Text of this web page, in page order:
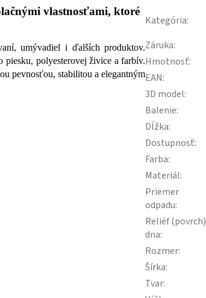
vlastnosťami, ktoré
umývadiel i ďalších produktov.
piesku, polyesterovej živice a farbív.
pevnosťou, stabilitou a elegantným
Kategória:
Záruka:
Hmotnosť:
EAN:
3D model:
Balenie:
Dĺžka:
Dostupnosť:
Farba:
Materiál:
Priemer
odpadu:
Reliéf (povrch)
dna:
Rozmer:
Šírka:
Tvar: